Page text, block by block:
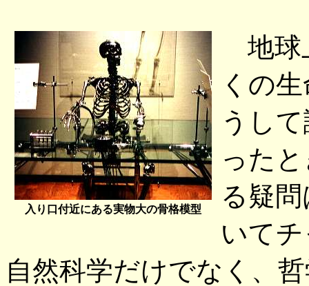
入り口付近にある実物大の骨格模型
地球
くの
うし
った
る疑
いて
自然科学だけでなく、